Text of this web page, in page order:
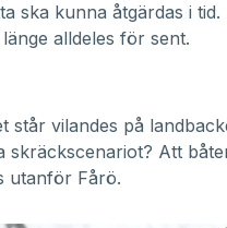
ska kunna åtgärdas i
alldeles för sent.
står vilandes på
skräckscenariot? Att
utanför Fårö.